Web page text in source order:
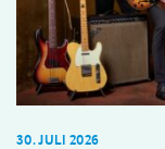
30. JULI 2026